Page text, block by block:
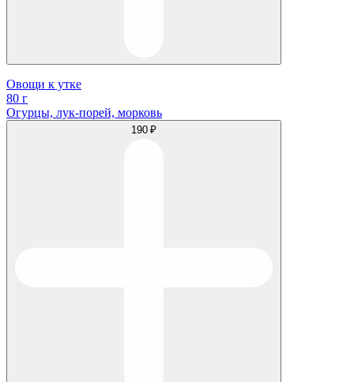
Овощи к утке
80 г
Огурцы, лук-порей, морковь
190 ₽